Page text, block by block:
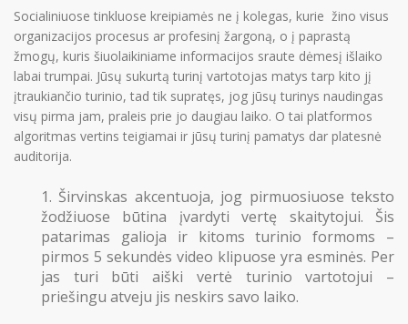
Pamiršote slaptažodį? Spauskite čia
Norite tapti nariu? Spauskite čia
Socialiniuose tinkluose kreipiamės ne į kolegas, kurie žino visus
organizacijos procesus ar profesinį žargoną, o į paprastą
žmogų, kuris šiuolaikiniame informacijos sraute dėmesį išlaiko
labai trumpai. Jūsų sukurtą turinį vartotojas matys tarp kito jį
įtraukiančio turinio, tad tik supratęs, jog jūsų turinys naudingas
visų pirma jam, praleis prie jo daugiau laiko. O tai platformos
algoritmas vertins teigiamai ir jūsų turinį pamatys dar platesnė
auditorija.
Širvinskas akcentuoja, jog pirmuosiuose teksto
žodžiuose būtina įvardyti vertę skaitytojui. Šis
patarimas galioja ir kitoms turinio formoms –
pirmos 5 sekundės video klipuose yra esminės. Per
jas turi būti aiški vertė turinio vartotojui –
priešingu atveju jis neskirs savo laiko.